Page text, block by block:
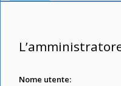
Nome utente: